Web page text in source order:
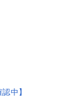
中】